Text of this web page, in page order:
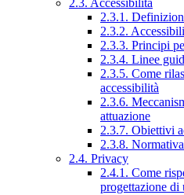
2.3. Accessibilità
2.3.1.
2.3.2.
2.3.3. Principi
2.3.4. Linee
2.3.5. Come
accessibilità
2.3.6.
attuazione
2.3.7. Obiettivi
2.3.8.
2.4. Privacy
2.4.1. Come
progettazione di